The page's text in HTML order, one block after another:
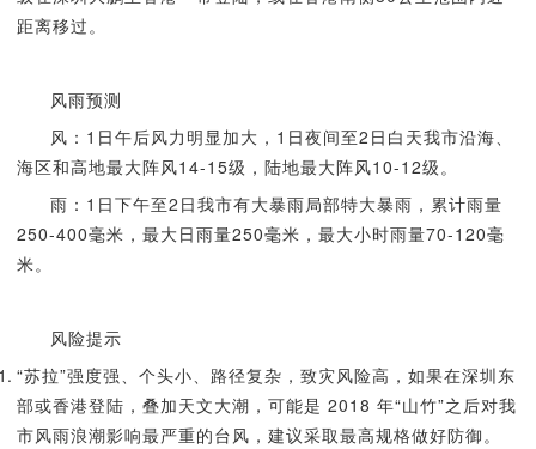
距离移过。
风雨预测
风：1日午后风力明显加大，1日夜间至2日白天我市沿海、
海区和高地最大阵风14-15级，陆地最大阵风10-12级。
雨：1日下午至2日我市有大暴雨局部特大暴雨，累计雨量
250-400毫米，最大日雨量250毫米，最大小时雨量70-120毫
米。
风险提示
“苏拉”强度强、个头小、路径复杂，致灾风险高，如果在深圳东
部或香港登陆，叠加天文大潮，可能是 2018 年“山竹”之后对我
市风雨浪潮影响最严重的台风，建议采取最高规格做好防御。